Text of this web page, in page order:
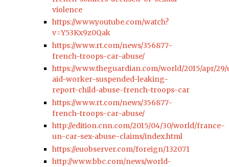
violence
https://www.youtube.com/watch?
v=Y53Kx9z0Qak
https://www.rt.com/news/356877-
french-troops-car-abuse/
https://www.theguardian.com/world/2015/apr/
aid-worker-suspended-leaking-
report-child-abuse-french-troops-car
https://www.rt.com/news/356877-
french-troops-car-abuse/
http://edition.cnn.com/2015/04/30/world/france-
un-car-sex-abuse-claims/index.html
https://euobserver.com/foreign/132071
http://www.bbc.com/news/world-